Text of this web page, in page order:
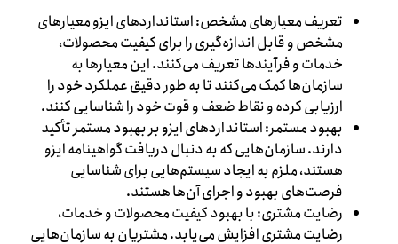
تعریف معیارهای مشخص: استانداردهای ایزو معیارهای
مشخص و قابل اندازه‌گیری را برای کیفیت محصولات،
خدمات و فرآیندها تعریف می‌کنند. این معیارها به
سازمان‌ها کمک می‌کنند تا به طور دقیق عملکرد خود را
ارزیابی کرده و نقاط ضعف و قوت خود را شناسایی کنند.
بهبود مستمر: استانداردهای ایزو بر بهبود مستمر تأکید
دارند. سازمان‌هایی که به دنبال دریافت گواهینامه ایزو
هستند، ملزم به ایجاد سیستم‌هایی برای شناسایی
فرصت‌های بهبود و اجرای آن‌ها هستند.
رضایت مشتری: با بهبود کیفیت محصولات و خدمات،
رضایت مشتری افزایش می‌یابد. مشتریان به سازمان‌هایی